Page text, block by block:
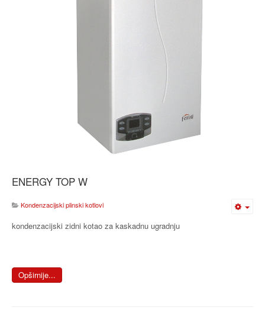
ENERGY TOP W
Kondenzacijski plinski kotlovi
kondenzacijski zidni kotao za kaskadnu ugradnju
Opširnije...